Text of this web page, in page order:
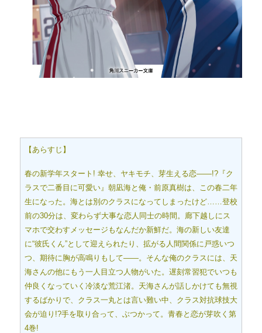
【あらすじ】
春の新学年スタート! 幸せ、ヤキモチ、芽生える恋――!?『ク
ラスで二番目に可愛い』朝凪海と俺・前原真樹は、この春二年
生になった。海とは別のクラスになってしまったけど……登校
前の30分は、変わらず大事な恋人同士の時間。廊下越しにス
マホで交わすメッセージもなんだか新鮮だ。海の新しい友達
に“彼氏くん”として迎えられたり、拡がる人間関係に戸惑いつ
つ、期待に胸が高鳴りもして――。そんな俺のクラスには、天
海さんの他にもう一人目立つ人物がいた。遅刻常習犯でいつも
仲良くなっていく冷淡な荒江渚。天海さんが話しかけても無視
するばかりで、クラス一丸とは言い難い中、クラス対抗球技大
会が迫り!?手を取り合って、ぶつかって。青春と恋が芽吹く第
4巻!